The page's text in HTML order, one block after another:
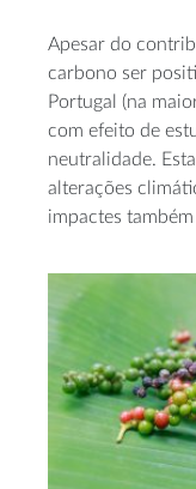
Apesar do
carbono ser
Portugal (na
com efeito de
neutralidade.
alterações
impactes